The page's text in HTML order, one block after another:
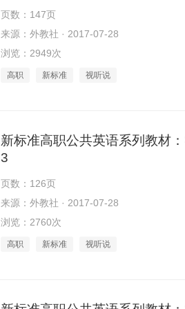
页数：147页
来源：外教社 · 2017-07-28
浏览：2949次
高职 新标准 视听说
新标准高职公共英语系列教材
3
页数：126页
来源：外教社 · 2017-07-28
浏览：2760次
高职 新标准 视听说